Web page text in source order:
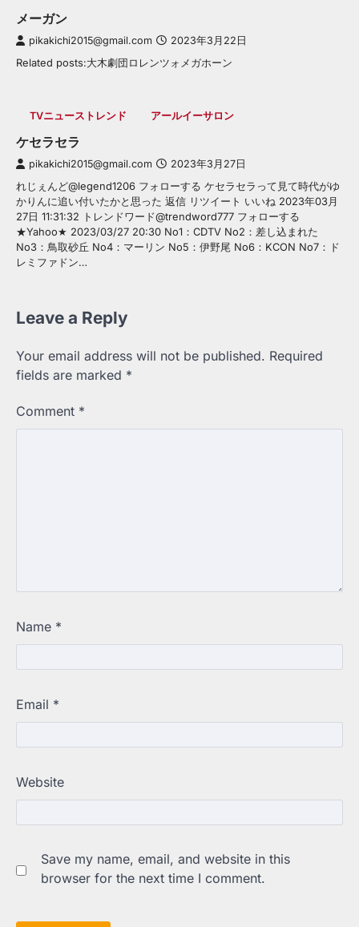
メーガン
pikakichi2015@gmail.com 2023年3月22日
Related posts:大木劇団ロレンツォメガホーン
TVニューストレンド アールイーサロン
ケセラセラ
pikakichi2015@gmail.com 2023年3月27日
れじぇんど@legend1206 フォローする ケセラセラって見て時代がゆ
かりんに追い付いたかと思った 返信 リツイート いいね 2023年03月
27日 11:31:32 トレンドワード@trendword777 フォローする
★Yahoo★ 2023/03/27 20:30 No1：CDTV No2：差し込まれた
No3：鳥取砂丘 No4：マーリン No5：伊野尾 No6：KCON No7：ド
レミファドン…
Leave a Reply
Your email address will not be published. Required
fields are marked *
Comment *
Name *
Email *
Website
Save my name, email, and website in this
browser for the next time I comment.